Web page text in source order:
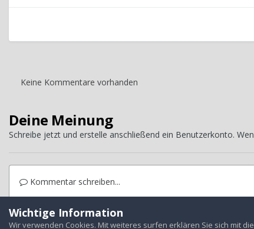
Keine Kommentare vorhanden
Deine Meinung
Schreibe jetzt und erstelle anschließend ein Benutzerkonto.
Kommentar schreiben...
Startseite Galerie Treffen Auslandstreffen Grüsch,
Wichtige Information
Wir verwenden Cookies. Mit weiteres surfen erklären Sie sich mit